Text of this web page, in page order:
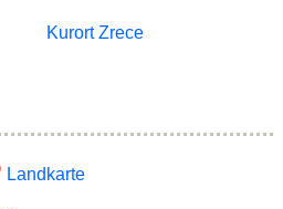
Kurort Zrece
Landkarte